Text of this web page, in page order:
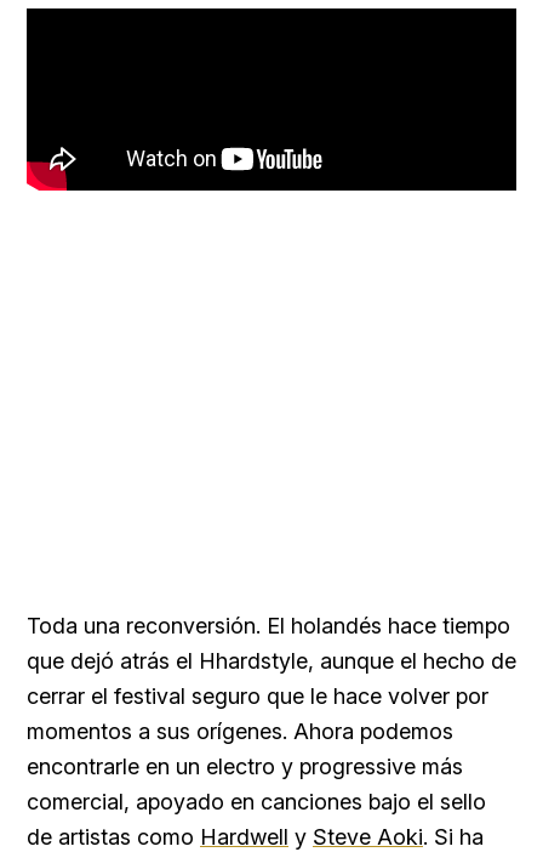
Toda una reconversión. El holandés hace tiempo
que dejó atrás el Hhardstyle, aunque el hecho de
cerrar el festival seguro que le hace volver por
momentos a sus orígenes. Ahora podemos
encontrarle en un electro y progressive más
comercial, apoyado en canciones bajo el sello
de artistas como Hardwell y Steve Aoki. Si ha